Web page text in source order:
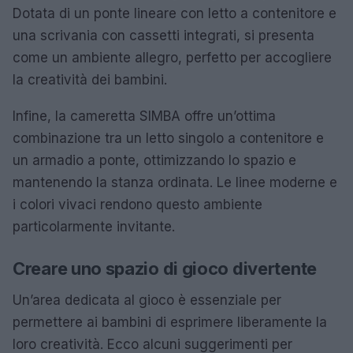
Dotata di un ponte lineare con letto a contenitore e
una scrivania con cassetti integrati, si presenta
come un ambiente allegro, perfetto per accogliere
la creatività dei bambini.
Infine, la cameretta SIMBA offre un’ottima
combinazione tra un letto singolo a contenitore e
un armadio a ponte, ottimizzando lo spazio e
mantenendo la stanza ordinata. Le linee moderne e
i colori vivaci rendono questo ambiente
particolarmente invitante.
Creare uno spazio di gioco divertente
Un’area dedicata al gioco è essenziale per
permettere ai bambini di esprimere liberamente la
loro creatività. Ecco alcuni suggerimenti per